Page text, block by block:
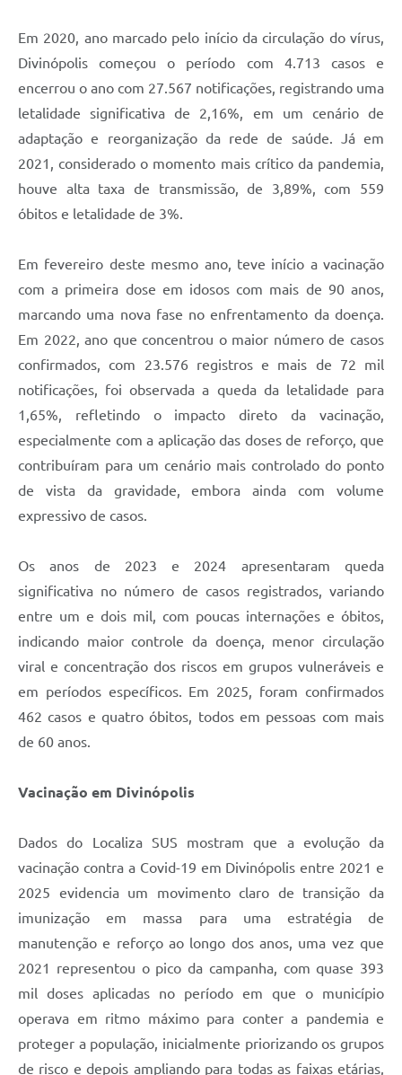
Em 2020, ano marcado pelo início da circulação do vírus,
Divinópolis começou o período com 4.713 casos e
encerrou o ano com 27.567 notificações, registrando uma
letalidade significativa de 2,16%, em um cenário de
adaptação e reorganização da rede de saúde. Já em
2021, considerado o momento mais crítico da pandemia,
houve alta taxa de transmissão, de 3,89%, com 559
óbitos e letalidade de 3%.
Em fevereiro deste mesmo ano, teve início a vacinação
com a primeira dose em idosos com mais de 90 anos,
marcando uma nova fase no enfrentamento da doença.
Em 2022, ano que concentrou o maior número de casos
confirmados, com 23.576 registros e mais de 72 mil
notificações, foi observada a queda da letalidade para
1,65%, refletindo o impacto direto da vacinação,
especialmente com a aplicação das doses de reforço, que
contribuíram para um cenário mais controlado do ponto
de vista da gravidade, embora ainda com volume
expressivo de casos.
Os anos de 2023 e 2024 apresentaram queda
significativa no número de casos registrados, variando
entre um e dois mil, com poucas internações e óbitos,
indicando maior controle da doença, menor circulação
viral e concentração dos riscos em grupos vulneráveis e
em períodos específicos. Em 2025, foram confirmados
462 casos e quatro óbitos, todos em pessoas com mais
de 60 anos.
Vacinação em Divinópolis
Dados do Localiza SUS mostram que a evolução da
vacinação contra a Covid-19 em Divinópolis entre 2021 e
2025 evidencia um movimento claro de transição da
imunização em massa para uma estratégia de
manutenção e reforço ao longo dos anos, uma vez que
2021 representou o pico da campanha, com quase 393
mil doses aplicadas no período em que o município
operava em ritmo máximo para conter a pandemia e
proteger a população, inicialmente priorizando os grupos
de risco e depois ampliando para todas as faixas etárias,